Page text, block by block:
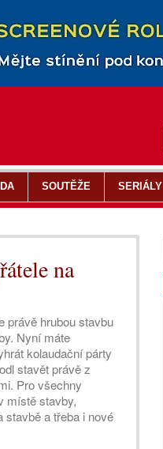
na
právě hrubou stavbu
Nyní máte
kolaudační párty
stavět právě z
Pro všechny
místě stavby,
stavbě a třeba i nové
SOUTĚŽE SERIÁLY